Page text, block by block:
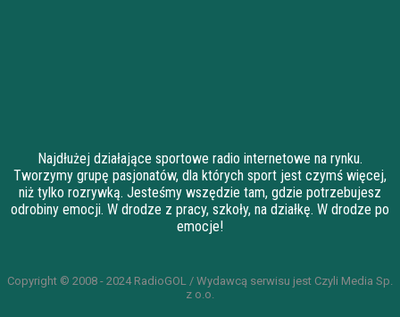
Najdłużej działające sportowe radio internetowe na rynku.
Tworzymy grupę pasjonatów, dla których sport jest czymś więcej,
niż tylko rozrywką. Jesteśmy wszędzie tam, gdzie potrzebujesz
odrobiny emocji. W drodze z pracy, szkoły, na działkę. W drodze po
emocje!
Copyright © 2008 - 2024 RadioGOL / Wydawcą serwisu jest Czyli Media Sp.
z o.o.